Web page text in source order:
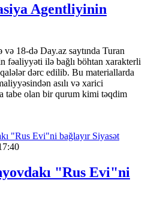
Agentliyinin
18-də Day.az saytında Turan
fəaliyyəti ilə bağlı böhtan xarakterli
dərc edilib. Bu materiallarda
asılı və xarici
tabe olan bir qurum kimi təqdim
Siyasət
"Rus Evi"ni